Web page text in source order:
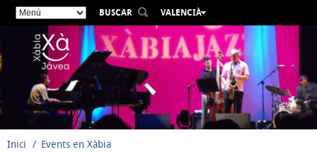
BUSCAR
VALENCIÀ
ESPAÑOL
ENGLISH
DEUTSCH
РУССКИЙ
Inici Events en Xàbia